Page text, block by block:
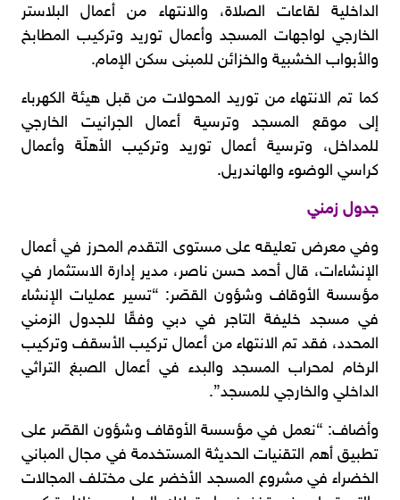
الداخلية لقاعات الصلاة، والانتهاء من أعمال البلاستر
الخارجي لواجهات المسجد وأعمال توريد وتركيب المطابخ
والأبواب الخشبية والخزائن للمبنى سكن الإمام.
كما تم الانتهاء من توريد المحولات من قبل هيئة الكهرباء
إلى موقع المسجد وترسية أعمال الجرانيت الخارجي
للمداخل، وترسية أعمال توريد وتركيب الأهلّة وأعمال
كراسي الوضوء والهاندريل.
جدول زمني
وفي معرض تعليقه على مستوى التقدم المحرز في أعمال
الإنشاءات، قال أحمد حسن ناصر، مدير إدارة الاستثمار في
مؤسسة الأوقاف وشؤون القصّر: “تسير عمليات الإنشاء
في مسجد خليفة التاجر في دبي وفقًا للجدول الزمني
المحدد، فقد تم الانتهاء من أعمال تركيب الأسقف وتركيب
الرخام لمحراب المسجد والبدء في أعمال الصبغ التراثي
الداخلي والخارجي للمسجد”.
وأضاف: “نعمل في مؤسسة الأوقاف وشؤون القصّر على
تطبيق أهم التقنيات الحديثة المستخدمة في مجال المباني
الخضراء في مشروع المسجد الأخضر على مختلف المجالات